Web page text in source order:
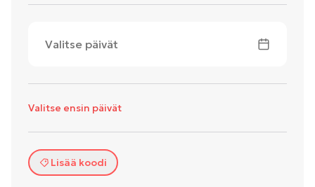
Valitse päivät
Valitse ensin päivät
Lisää koodi